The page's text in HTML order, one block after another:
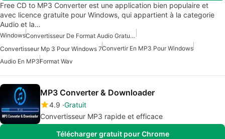
Free CD to MP3 Converter est une application bien populaire et
avec licence gratuite pour Windows, qui appartient à la categorie
Audio et la…
Windows
Convertisseur De Format Audio Gratuit Pour Windows
Convertisseur Mp 3 Pour Windows 7Convertir En MP3 Pour Windows
Audio En MP3Format Wav
MP3 Converter & Downloader
4.9 Gratuit
Convertisseur MP3 rapide et efficace
Télécharger gratuit pour Chrome